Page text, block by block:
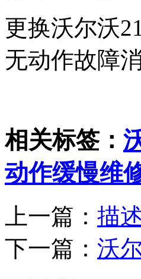
更换沃尔沃
无动作故障消
相关标签：
动作缓慢维
上一篇： 描
下一篇： 沃